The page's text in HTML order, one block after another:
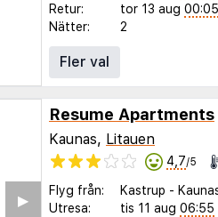
Retur:
tor 13 aug 00:05
Nätter:
2
Fler val
▶︎
Resume Apartments
Kaunas, Litauen
4,7/5
Flyg från: Kastrup -
Utresa:
tis 11 aug 06:55